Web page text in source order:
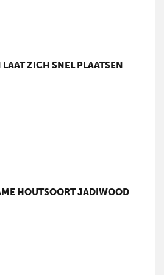
ZICH SNEL PLAATSEN
HOUTSOORT JADIWOOD